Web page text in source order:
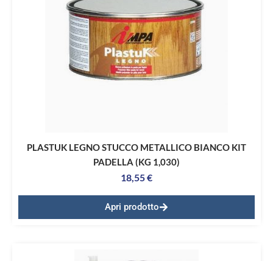
PLASTUK LEGNO STUCCO METALLICO BIANCO KIT
PADELLA (KG 1,030)
18,55€
Apri prodotto